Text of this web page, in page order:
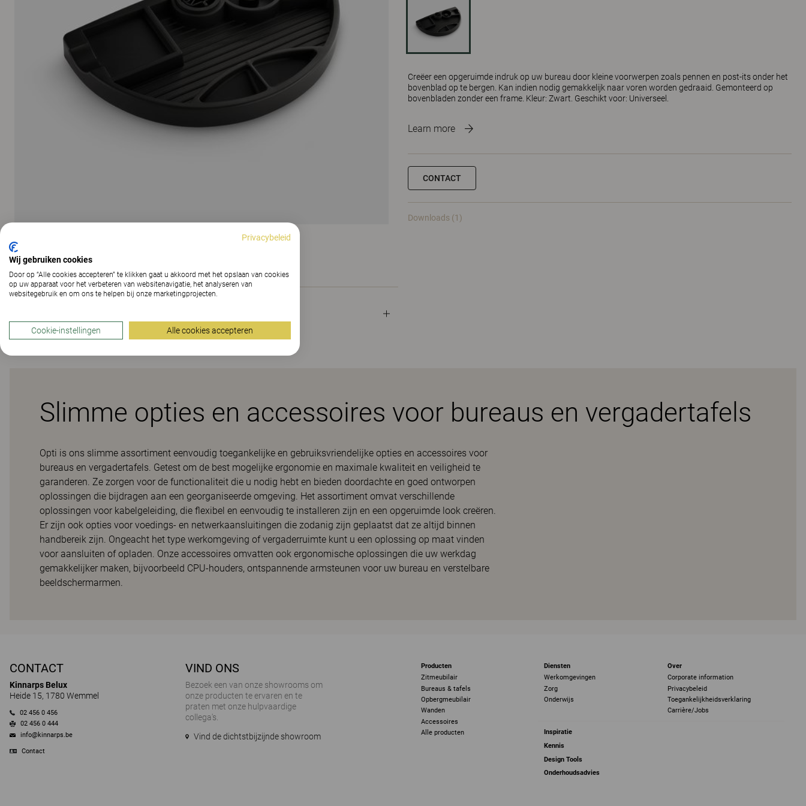
Creëer een opgeruimde indruk op uw bureau door kleine voorwerpen zoals pennen en post-its onder het
bovenblad op te bergen. Kan indien nodig gemakkelijk naar voren worden gedraaid. Gemonteerd op
bovenbladen zonder een frame. Kleur: Zwart. Geschikt voor: Universeel.
Learn more
CONTACT
Downloads (1)
Slimme opties en accessoires voor bureaus en vergadertafels
Opti is ons slimme assortiment eenvoudig toegankelijke en gebruiksvriendelijke opties en accessoires voor
bureaus en vergadertafels. Getest om de best mogelijke ergonomie en maximale kwaliteit en veiligheid te
garanderen. Ze zorgen voor de functionaliteit die u nodig hebt en bieden doordachte en goed ontworpen
oplossingen die bijdragen aan een georganiseerde omgeving. Het assortiment omvat verschillende
oplossingen voor kabelgeleiding, die flexibel en eenvoudig te installeren zijn en een opgeruimde look creëren.
Er zijn ook opties voor voedings- en netwerkaansluitingen die zodanig zijn geplaatst dat ze altijd binnen
handbereik zijn. Ongeacht het type werkomgeving of vergaderruimte kunt u een oplossing op maat vinden
voor aansluiten of opladen. Onze accessoires omvatten ook ergonomische oplossingen die uw werkdag
gemakkelijker maken, bijvoorbeeld CPU-houders, ontspannende armsteunen voor uw bureau en verstelbare
beeldschermarmen.
CONTACT
Kinnarps Belux
Heide 15, 1780 Wemmel
02 456 0 456
02 456 0 444
info@kinnarps.be
Contact
VIND ONS
Bezoek een van onze showrooms om
onze producten te ervaren en te
praten met onze hulpvaardige
collega's.
Vind de dichtstbijzijnde showroom
Producten
Zitmeubilair
Bureaus & tafels
Opbergmeubilair
Wanden
Accessoires
Alle producten
Diensten
Werkomgevingen
Zorg
Onderwijs
Over
Corporate information
Privacybeleid
Toegankelijkheidsverklaring
Carrière/Jobs
Inspiratie
Kennis
Design Tools
Onderhoudsadvies
Privacybeleid
Wij gebruiken cookies
Door op “Alle cookies accepteren” te klikken gaat u akkoord met het opslaan van cookies
op uw apparaat voor het verbeteren van websitenavigatie, het analyseren van
websitegebruik en om ons te helpen bij onze marketingprojecten.
Cookie-instellingen Alle cookies accepteren